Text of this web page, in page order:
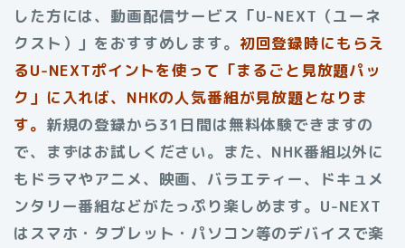
した方には、動画配信サービス「U-NEXT（ユーネ
クスト）」をおすすめします。 初回登録時にもらえ
るU-NEXTポイントを使って「まるごと見放題パッ
ク」に入れば、NHKの人気番組が見放題となりま
す。 新規の登録から31日間は無料体験できますの
で、まずはお試しください。また、NHK番組以外に
もドラマやアニメ、映画、バラエティー、ドキュメ
ンタリー番組などがたっぷり楽しめます。U-NEXT
はスマホ・タブレット・パソコン等のデバイスで楽